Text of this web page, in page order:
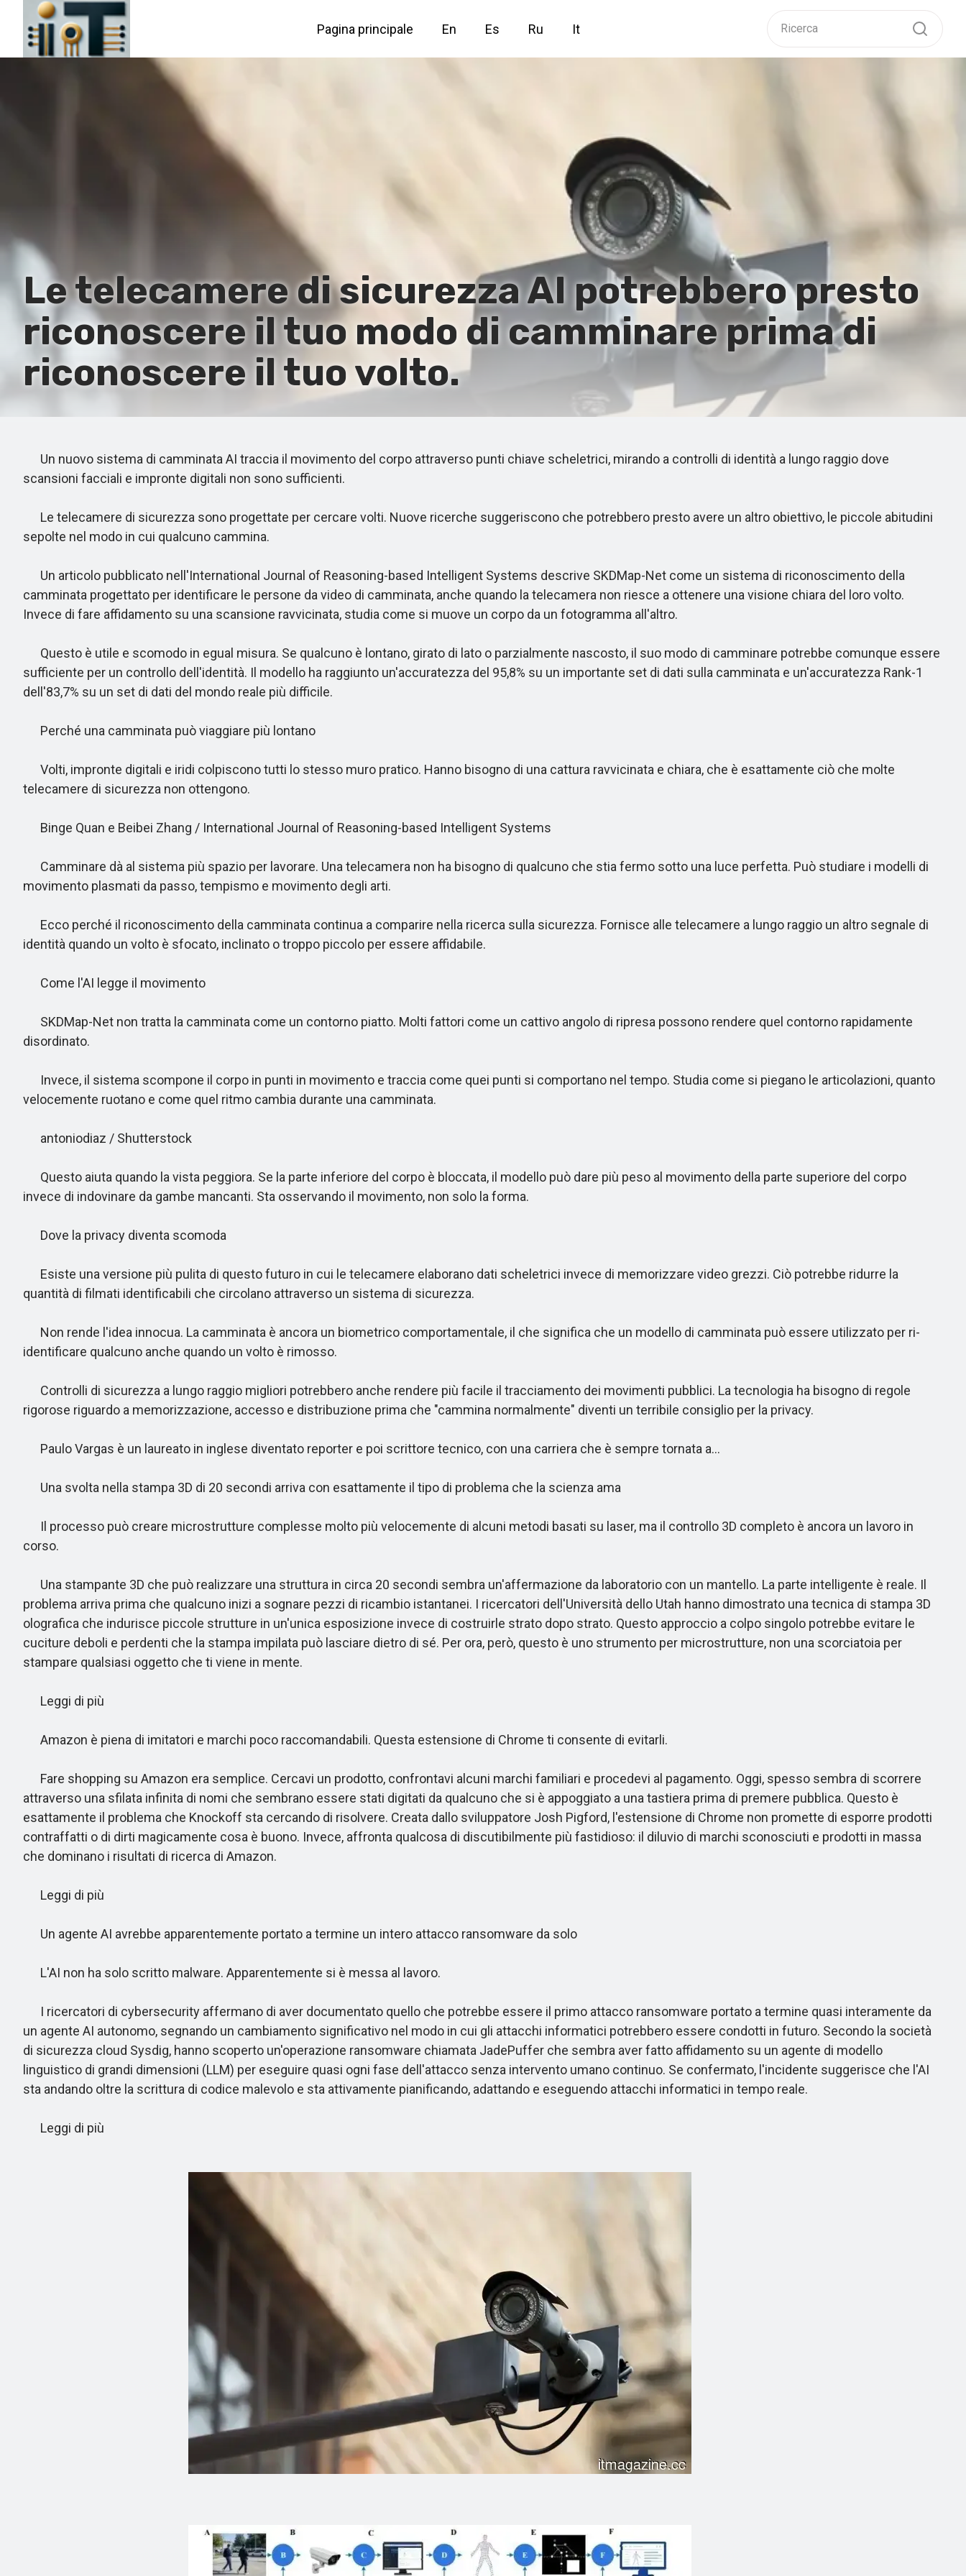
Pagina principale En Es Ru It
Le telecamere di sicurezza AI potrebbero presto
riconoscere il tuo modo di camminare prima di
riconoscere il tuo volto.
Un nuovo sistema di camminata AI traccia il movimento del corpo attraverso punti chiave scheletrici, mirando a controlli di identità a lungo raggio dove
scansioni facciali e impronte digitali non sono sufficienti.
Le telecamere di sicurezza sono progettate per cercare volti. Nuove ricerche suggeriscono che potrebbero presto avere un altro obiettivo, le piccole abitudini
sepolte nel modo in cui qualcuno cammina.
Un articolo pubblicato nell'International Journal of Reasoning-based Intelligent Systems descrive SKDMap-Net come un sistema di riconoscimento della
camminata progettato per identificare le persone da video di camminata, anche quando la telecamera non riesce a ottenere una visione chiara del loro volto.
Invece di fare affidamento su una scansione ravvicinata, studia come si muove un corpo da un fotogramma all'altro.
Questo è utile e scomodo in egual misura. Se qualcuno è lontano, girato di lato o parzialmente nascosto, il suo modo di camminare potrebbe comunque essere
sufficiente per un controllo dell'identità. Il modello ha raggiunto un'accuratezza del 95,8% su un importante set di dati sulla camminata e un'accuratezza Rank-1
dell'83,7% su un set di dati del mondo reale più difficile.
Perché una camminata può viaggiare più lontano
Volti, impronte digitali e iridi colpiscono tutti lo stesso muro pratico. Hanno bisogno di una cattura ravvicinata e chiara, che è esattamente ciò che molte
telecamere di sicurezza non ottengono.
Binge Quan e Beibei Zhang / International Journal of Reasoning-based Intelligent Systems
Camminare dà al sistema più spazio per lavorare. Una telecamera non ha bisogno di qualcuno che stia fermo sotto una luce perfetta. Può studiare i modelli di
movimento plasmati da passo, tempismo e movimento degli arti.
Ecco perché il riconoscimento della camminata continua a comparire nella ricerca sulla sicurezza. Fornisce alle telecamere a lungo raggio un altro segnale di
identità quando un volto è sfocato, inclinato o troppo piccolo per essere affidabile.
Come l'AI legge il movimento
SKDMap-Net non tratta la camminata come un contorno piatto. Molti fattori come un cattivo angolo di ripresa possono rendere quel contorno rapidamente
disordinato.
Invece, il sistema scompone il corpo in punti in movimento e traccia come quei punti si comportano nel tempo. Studia come si piegano le articolazioni, quanto
velocemente ruotano e come quel ritmo cambia durante una camminata.
antoniodiaz / Shutterstock
Questo aiuta quando la vista peggiora. Se la parte inferiore del corpo è bloccata, il modello può dare più peso al movimento della parte superiore del corpo
invece di indovinare da gambe mancanti. Sta osservando il movimento, non solo la forma.
Dove la privacy diventa scomoda
Esiste una versione più pulita di questo futuro in cui le telecamere elaborano dati scheletrici invece di memorizzare video grezzi. Ciò potrebbe ridurre la
quantità di filmati identificabili che circolano attraverso un sistema di sicurezza.
Non rende l'idea innocua. La camminata è ancora un biometrico comportamentale, il che significa che un modello di camminata può essere utilizzato per ri-
identificare qualcuno anche quando un volto è rimosso.
Controlli di sicurezza a lungo raggio migliori potrebbero anche rendere più facile il tracciamento dei movimenti pubblici. La tecnologia ha bisogno di regole
rigorose riguardo a memorizzazione, accesso e distribuzione prima che "cammina normalmente" diventi un terribile consiglio per la privacy.
Paulo Vargas è un laureato in inglese diventato reporter e poi scrittore tecnico, con una carriera che è sempre tornata a…
Una svolta nella stampa 3D di 20 secondi arriva con esattamente il tipo di problema che la scienza ama
Il processo può creare microstrutture complesse molto più velocemente di alcuni metodi basati su laser, ma il controllo 3D completo è ancora un lavoro in
corso.
Una stampante 3D che può realizzare una struttura in circa 20 secondi sembra un'affermazione da laboratorio con un mantello. La parte intelligente è reale. Il
problema arriva prima che qualcuno inizi a sognare pezzi di ricambio istantanei. I ricercatori dell'Università dello Utah hanno dimostrato una tecnica di stampa 3D
olografica che indurisce piccole strutture in un'unica esposizione invece di costruirle strato dopo strato. Questo approccio a colpo singolo potrebbe evitare le
cuciture deboli e perdenti che la stampa impilata può lasciare dietro di sé. Per ora, però, questo è uno strumento per microstrutture, non una scorciatoia per
stampare qualsiasi oggetto che ti viene in mente.
Leggi di più
Amazon è piena di imitatori e marchi poco raccomandabili. Questa estensione di Chrome ti consente di evitarli.
Fare shopping su Amazon era semplice. Cercavi un prodotto, confrontavi alcuni marchi familiari e procedevi al pagamento. Oggi, spesso sembra di scorrere
attraverso una sfilata infinita di nomi che sembrano essere stati digitati da qualcuno che si è appoggiato a una tastiera prima di premere pubblica. Questo è
esattamente il problema che Knockoff sta cercando di risolvere. Creata dallo sviluppatore Josh Pigford, l'estensione di Chrome non promette di esporre prodotti
contraffatti o di dirti magicamente cosa è buono. Invece, affronta qualcosa di discutibilmente più fastidioso: il diluvio di marchi sconosciuti e prodotti in massa
che dominano i risultati di ricerca di Amazon.
Leggi di più
Un agente AI avrebbe apparentemente portato a termine un intero attacco ransomware da solo
L'AI non ha solo scritto malware. Apparentemente si è messa al lavoro.
I ricercatori di cybersecurity affermano di aver documentato quello che potrebbe essere il primo attacco ransomware portato a termine quasi interamente da
un agente AI autonomo, segnando un cambiamento significativo nel modo in cui gli attacchi informatici potrebbero essere condotti in futuro. Secondo la società
di sicurezza cloud Sysdig, hanno scoperto un'operazione ransomware chiamata JadePuffer che sembra aver fatto affidamento su un agente di modello
linguistico di grandi dimensioni (LLM) per eseguire quasi ogni fase dell'attacco senza intervento umano continuo. Se confermato, l'incidente suggerisce che l'AI
sta andando oltre la scrittura di codice malevolo e sta attivamente pianificando, adattando e eseguendo attacchi informatici in tempo reale.
Leggi di più